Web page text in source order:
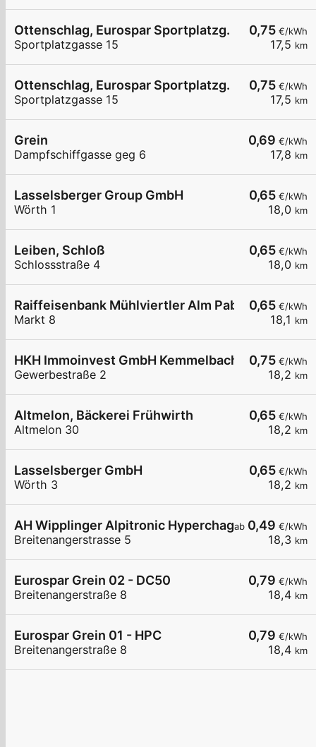
0,75 €/kWh
17,5 km
Ottenschlag, Eurospar Sportplatzg.
Sportplatzgasse 15
0,75 €/kWh
17,5 km
Ottenschlag, Eurospar Sportplatzg.
Sportplatzgasse 15
0,69 €/kWh
17,8 km
Grein
Dampfschiffgasse geg 6
0,65 €/kWh
18,0 km
Lasselsberger Group GmbH
Wörth 1
0,65 €/kWh
18,0 km
Leiben, Schloß
Schlossstraße 4
0,65 €/kWh
18,1 km
Raiffeisenbank Mühlviertler Alm Pabneukirchen
Markt 8
0,75 €/kWh
18,2 km
HKH Immoinvest GmbH Kemmelbach
Gewerbestraße 2
0,65 €/kWh
18,2 km
Altmelon, Bäckerei Frühwirth
Altmelon 30
0,65 €/kWh
18,2 km
Lasselsberger GmbH
Wörth 3
ab 0,49 €/kWh
18,3 km
AH Wipplinger Alpitronic Hyperchager
Breitenangerstrasse 5
0,79 €/kWh
18,4 km
Eurospar Grein 02 - DC50
Breitenangerstraße 8
0,79 €/kWh
18,4 km
Eurospar Grein 01 - HPC
Breitenangerstraße 8